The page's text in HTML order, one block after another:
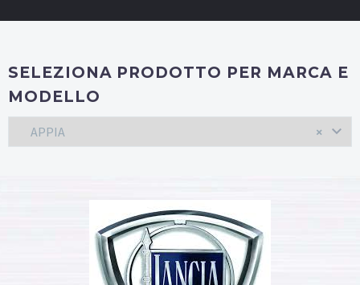
SELEZIONA PRODOTTO PER MARCA E
MODELLO
×
APPIA